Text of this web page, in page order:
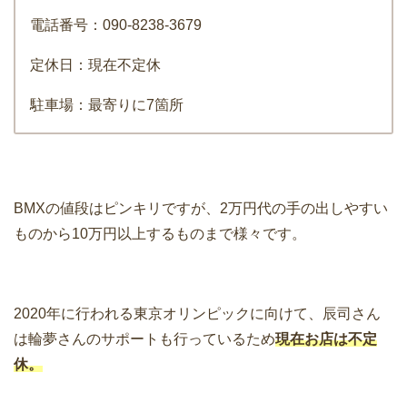
電話番号：090-8238-3679
定休日：現在不定休
駐車場：最寄りに7箇所
BMXの値段はピンキリですが、2万円代の手の出しやすい
ものから10万円以上するものまで様々です。
2020年に行われる東京オリンピックに向けて、辰司さん
は輪夢さんのサポートも行っているため現在お店は不定
休。